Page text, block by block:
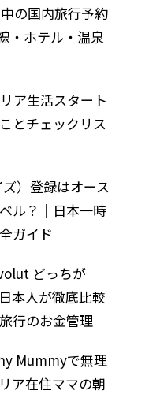
の国内旅行予約
・ホテル・温泉
ア生活スタート
とチェックリス
ズ）登録はオース
ル？｜日本一時
ガイド
どっちが
本人が徹底比較
行のお金管理
Mummyで無理
ア在住ママの朝